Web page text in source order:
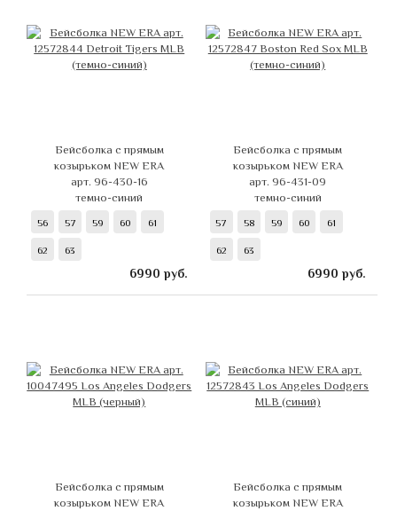
Бейсболка с прямым
козырьком NEW ERA
арт. 96-430-16
темно-синий
56 57 59 60 61
62 63
6990 руб.
Бейсболка с прямым
козырьком NEW ERA
арт. 96-431-09
темно-синий
57 58 59 60 61
62 63
6990 руб.
Бейсболка с прямым
козырьком NEW ERA
Бейсболка с прямым
козырьком NEW ERA